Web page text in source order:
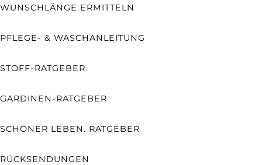
WUNSCHLÄNGE ERMITTELN
PFLEGE- & WASCHANLEITUNG
STOFF-RATGEBER
GARDINEN-RATGEBER
SCHÖNER LEBEN. RATGEBER
RÜCKSENDUNGEN